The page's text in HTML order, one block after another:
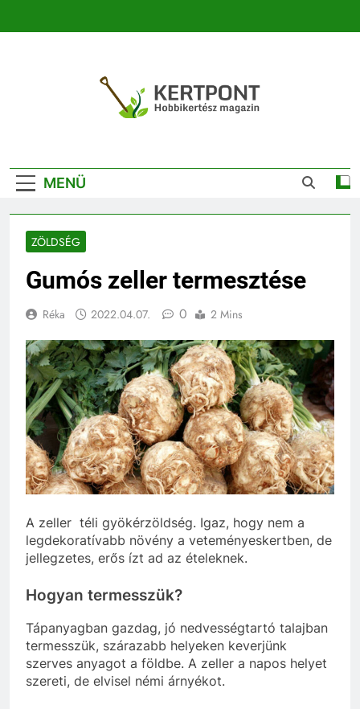
Kertészeti
Magazin |
Növényhatározó
MENÜ
ZÖLDSÉG
Gumós zeller termesztése
Réka 2022.04.07. 0 2 Mins
A zeller téli gyökérzöldség. Igaz, hogy nem a
legdekoratívabb növény a veteményeskertben, de
jellegzetes, erős ízt ad az ételeknek.
Hogyan termesszük?
Tápanyagban gazdag, jó nedvességtartó talajban
termesszük, szárazabb helyeken keverjünk
szerves anyagot a földbe. A zeller a napos helyet
szereti, de elvisel némi árnyékot.